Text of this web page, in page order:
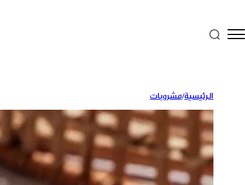
الرئيسية/مشروبات